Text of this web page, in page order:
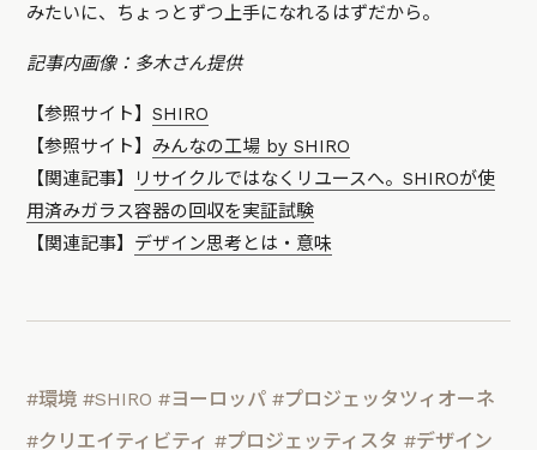
みたいに、ちょっとずつ上手になれるはずだから。
記事内画像：多木さん提供
【参照サイト】SHIRO
【参照サイト】 みんなの工場 by SHIRO
【関連記事】
リサイクルではなくリユースへ。SHIROが使
用済みガラス容器の回収を実証試験
【関連記事】 デザイン思考とは・意味
#環境 #SHIRO #ヨーロッパ #プロジェッタツィオーネ
#クリエイティビティ #プロジェッティスタ #デザイン